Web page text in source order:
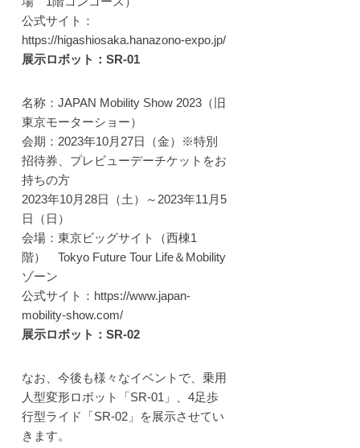
公式サイト：
https://higashiosaka.hanazono-expo.jp/
展示ロボット：SR-01
名称：JAPAN Mobility Show 2023（旧
東京モーターショー）
会期：2023年10月27日（金）※特別
招待券、プレビューデーチケットをお
持ちの方
2023年10月28日（土）～2023年11月5
日（日）
会場：東京ビッグサイト（西棟1
階） Tokyo Future Tour Life＆Mobility
ゾーン
公式サイト：https://www.japan-
mobility-show.com/
展示ロボット：SR-02
なお、今後も様々なイベントで、乗用
人型変形ロボット「SR-01」、4足歩
行型ライド「SR-02」を展示させてい
きます。